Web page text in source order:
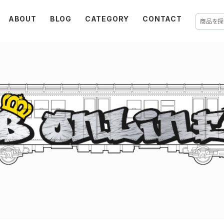
ABOUT BLOG CATEGORY CONTACT